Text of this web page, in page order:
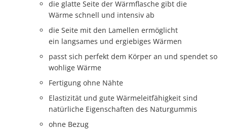
die glatte Seite der Wärmflasche gibt die
Wärme schnell und intensiv ab
die Seite mit den Lamellen ermöglicht
ein langsames und ergiebiges Wärmen
passt sich perfekt dem Körper an und spendet so
wohlige Wärme
Fertigung ohne Nähte
Elastizität und gute Wärmeleitfähigkeit sind
natürliche Eigenschaften des Naturgummis
ohne Bezug